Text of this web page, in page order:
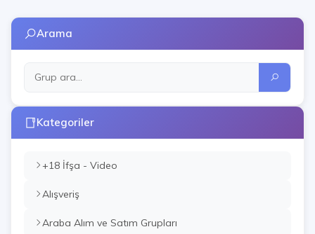
Arama
Kategoriler
+18 İfşa - Video
Alışveriş
Araba Alım ve Satım Grupları